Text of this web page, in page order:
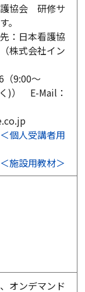
護協会 研修サ
。
：日本看護協
株式会社イン
9:00～
)） E-Mail：
個人受講者用
施設用教材＞
オンデマンド